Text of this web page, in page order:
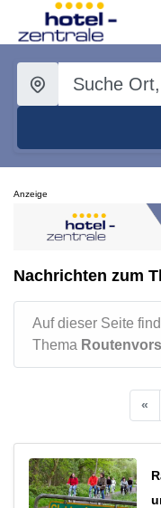
Anzeige
Nachrichten zum
Auf dieser Seite
Thema
«